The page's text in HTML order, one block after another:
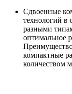
Сдвоенные
технологий в
разными
оптимальное
компактные
количеством